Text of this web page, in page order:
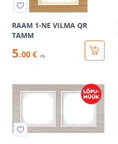
RAAM 1-NE VILMA QR
TAMM
5.00 € /tk